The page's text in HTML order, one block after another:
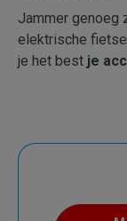
Jammer genoeg
elektrische
je het best je